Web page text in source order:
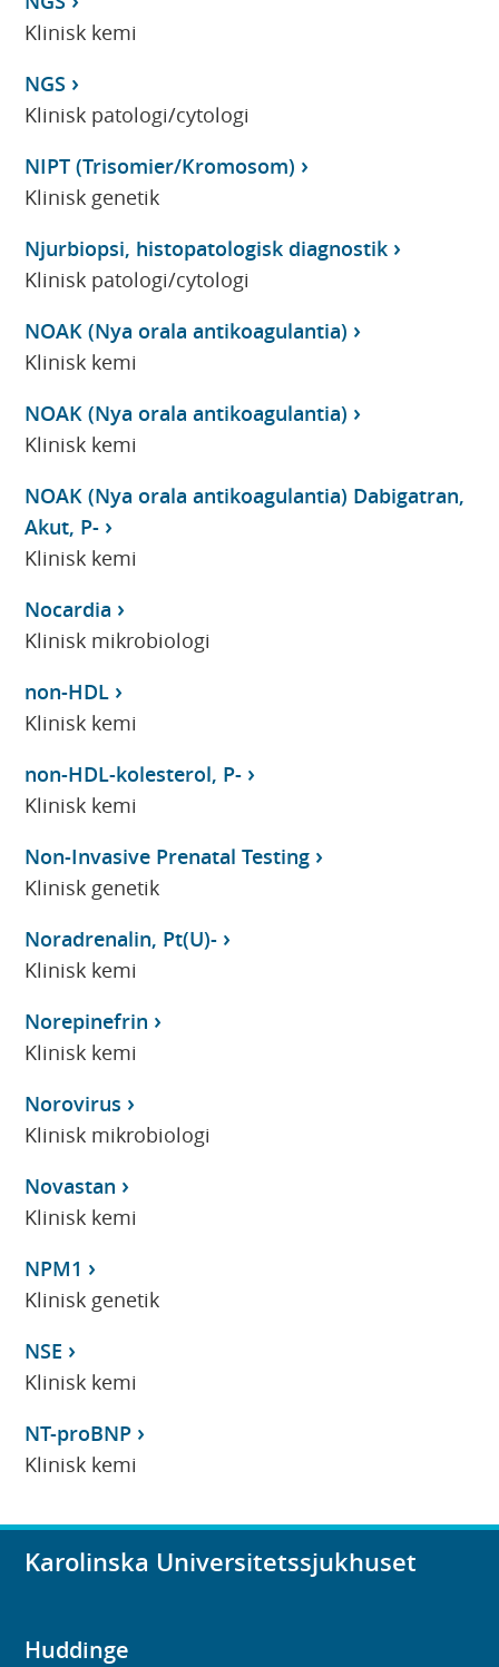
Klinisk kemi
NGS
Klinisk patologi/cytologi
NIPT (Trisomier/Kromosom)
Klinisk genetik
Njurbiopsi, histopatologisk diagnostik
Klinisk patologi/cytologi
NOAK (Nya orala antikoagulantia)
Klinisk kemi
NOAK (Nya orala antikoagulantia)
Klinisk kemi
NOAK (Nya orala antikoagulantia) Dabigatran,
Akut, P-
Klinisk kemi
Nocardia
Klinisk mikrobiologi
non-HDL
Klinisk kemi
non-HDL-kolesterol, P-
Klinisk kemi
Non-Invasive Prenatal Testing
Klinisk genetik
Noradrenalin, Pt(U)-
Klinisk kemi
Norepinefrin
Klinisk kemi
Norovirus
Klinisk mikrobiologi
Novastan
Klinisk kemi
NPM1
Klinisk genetik
NSE
Klinisk kemi
NT-proBNP
Klinisk kemi
Karolinska Universitetssjukhuset
Huddinge